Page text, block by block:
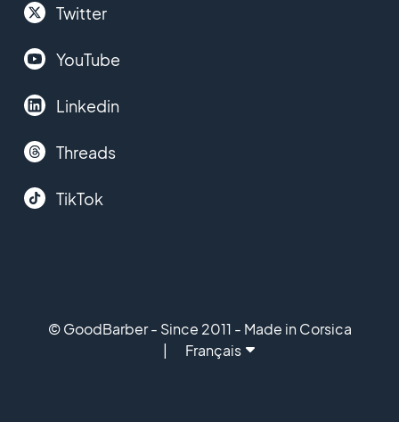
Twitter
YouTube
Linkedin
Threads
TikTok
© GoodBarber - Since 2011 - Made in Corsica
Français